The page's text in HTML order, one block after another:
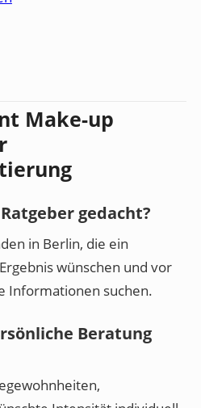
Make-up
gedacht?
in Berlin, die ein
wünschen und vor
Informationen suchen.
Beratung